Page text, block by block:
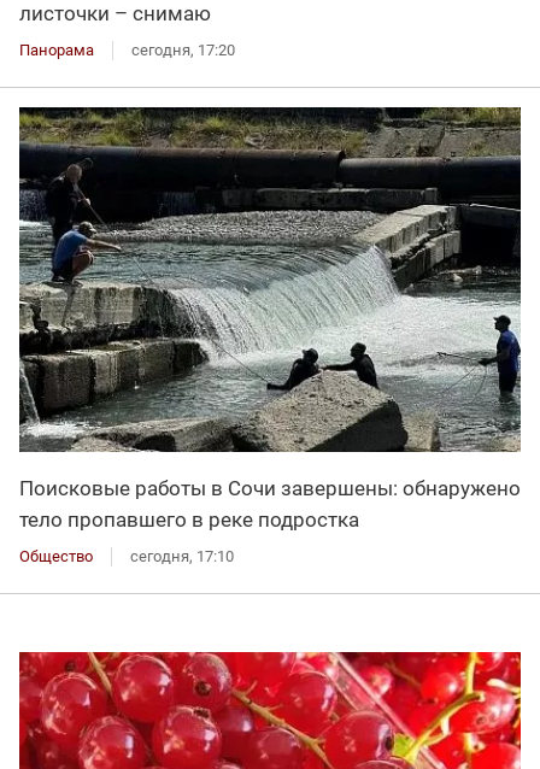
листочки – снимаю
Панорама сегодня, 17:20
Поисковые работы в Сочи завершены: обнаружено
тело пропавшего в реке подростка
Общество сегодня, 17:10